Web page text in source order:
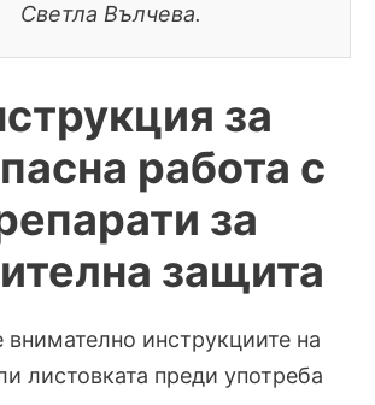
Светла Вълчева.
за
работа с
за
защита
внимателно инструкциите на
листовката преди употреба